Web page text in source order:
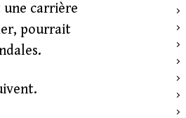
une carrière
pourrait